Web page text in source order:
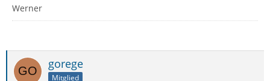
Werner
gorege
Mitglied